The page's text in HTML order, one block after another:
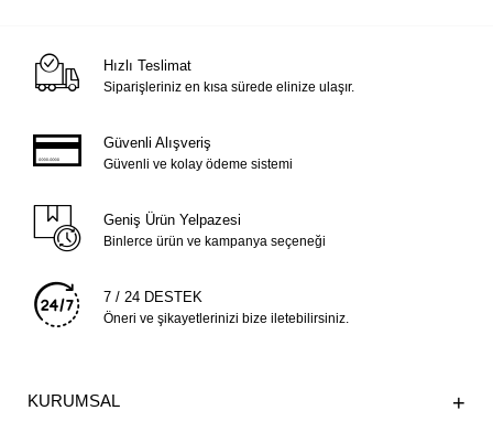
Hızlı Teslimat
Siparişleriniz en kısa sürede elinize ulaşır.
Güvenli Alışveriş
Güvenli ve kolay ödeme sistemi
Geniş Ürün Yelpazesi
Binlerce ürün ve kampanya seçeneği
7 / 24 DESTEK
Öneri ve şikayetlerinizi bize iletebilirsiniz.
KURUMSAL